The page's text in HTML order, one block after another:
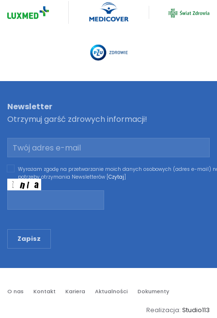
Newsletter
Otrzymuj garść zdrowych informacji!
Wyrażam zgodę na przetwarzanie moich danych osobowych (adres e-mail)
potrzeby otrzymania Newsletterów [ Czytaj
Zapisz
O nas Kontakt Kariera Aktualności Dokumenty
Realizacja: Studio113